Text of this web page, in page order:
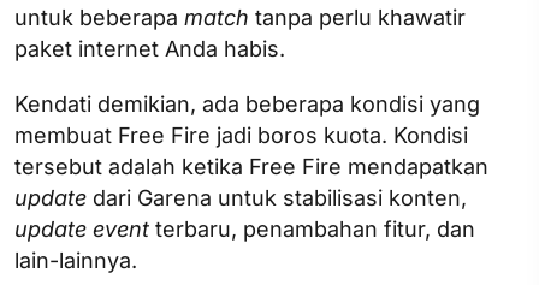
untuk beberapa match tanpa perlu khawatir
paket internet Anda habis.
Kendati demikian, ada beberapa kondisi yang
membuat Free Fire jadi boros kuota. Kondisi
tersebut adalah ketika Free Fire mendapatkan
update dari Garena untuk stabilisasi konten,
update event terbaru, penambahan fitur, dan
lain-lainnya.